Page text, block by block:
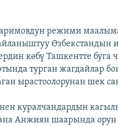
режими
көбү Ташкентте буга
турган жагдайлар
ырастоолорунан шек
куралчандардын
Анжиян шаарында орун